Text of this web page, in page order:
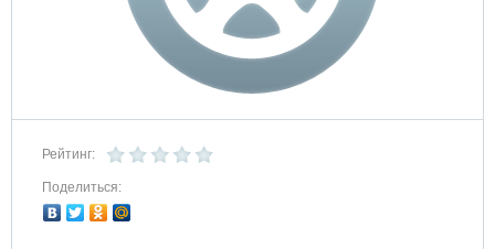
Рейтинг:
Поделиться: